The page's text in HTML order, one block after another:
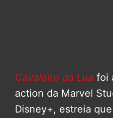
Cavaleiro da Lua foi
action da Marvel
Disney+, estreia